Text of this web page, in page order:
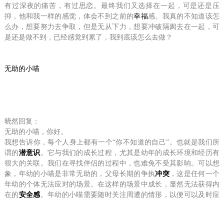
有过深夜的痛苦，有过思恋。最终我们又选择在一起，可是还是压
抑，他和我一样的感觉，体会不到之前的幸福感。我真的不知道该怎
么办，想要努力去争取，但是无从下力，想要冲破隔阂去在一起，可
是还是做不到，已经感觉到累了，我到底该怎么去做？
无助的小喵
晓然回复：
无助的小喵，你好。
我想告诉你，每个人身上都有一个“你不知道的自己”。也就是我们所
谓的潜意识。它与我们的成长过程，尤其是幼年的成长环境和经历有
很大的关联。我们在寻找伴侣的过程中，也难免不受其影响。可以想
象，年幼的小喵是非常无助的，父母长期的争执冲突，这是任何一个
年幼的个体无法应对的场景。在这样的场景中成长，显然无法获得内
在的安全感。年幼的小喵需要随时关注周遭的情形，以便可以及时应